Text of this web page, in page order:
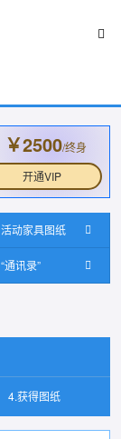
￥2500/终身
开通VIP
活动家具图纸
“通讯录”
4.获得图纸